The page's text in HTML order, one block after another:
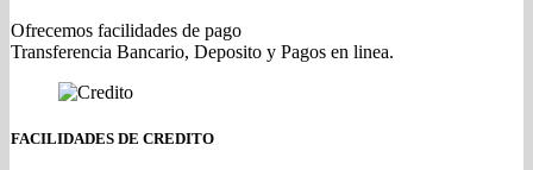
Ofrecemos facilidades de pago
Transferencia Bancario, Deposito y Pagos en linea.
FACILIDADES DE CREDITO